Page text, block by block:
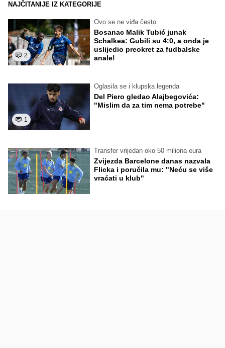
NAJČITANIJE IZ KATEGORIJE
2
Ovo se ne viđa često
Bosanac Malik Tubić junak
Schalkea: Gubili su 4:0, a onda je
uslijedio preokret za fudbalske
anale!
1
Oglasila se i klupska legenda
Del Piero gledao Alajbegovića:
"Mislim da za tim nema potrebe"
Transfer vrijedan oko 50 miliona eura
Zvijezda Barcelone danas nazvala
Flicka i poručila mu: "Neću se više
vraćati u klub"